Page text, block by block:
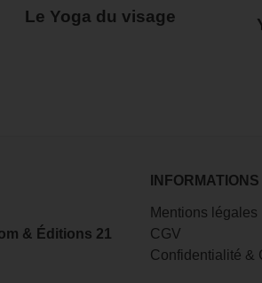
Le Yoga du visage
& Éditions 21
Mentions légales
CGV
Confidentialité &